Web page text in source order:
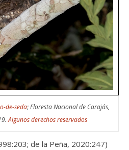
de-seda; Floresta Nacional de Carajás,
Algunos derechos reservados
de la Peña, 2020:247)